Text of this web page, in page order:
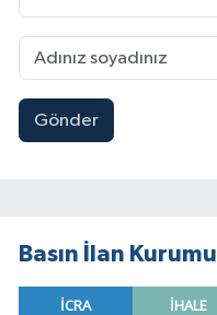
Gönder
Basın İlan Kurumu